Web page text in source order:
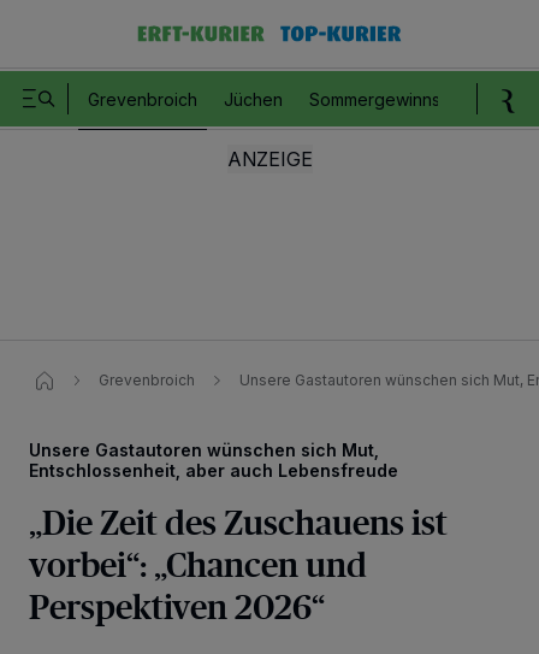
Grevenbroich Jüchen Sommergewinnspiel
Grevenbroich Unsere Gastautoren wünschen sich Mut,
Unsere Gastautoren wünschen sich Mut,
Entschlossenheit, aber auch Lebensfreude
„Die Zeit des Zuschauens ist
vorbei“: „Chancen und
Perspektiven 2026“